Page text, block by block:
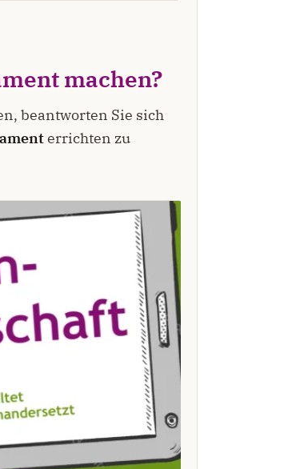
machen?
beantworten Sie sich
errichten zu